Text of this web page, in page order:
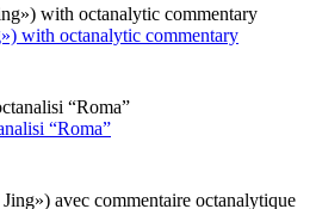
with octanalytic commentary
“Roma”